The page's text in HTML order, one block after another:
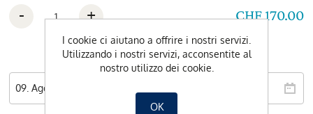
CHF 170.00
- +
Data preferita
I cookie ci aiutano a offrire i nostri servizi.
Utilizzando i nostri servizi, acconsentite al
nostro utilizzo dei cookie.
OK